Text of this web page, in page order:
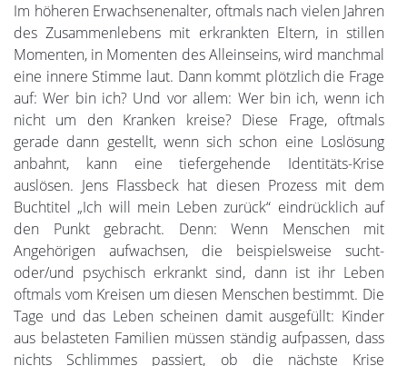
Im höheren Erwachsenenalter, oftmals nach vielen Jahren
des Zusammenlebens mit erkrankten Eltern, in stillen
Momenten, in Momenten des Alleinseins, wird manchmal
eine innere Stimme laut. Dann kommt plötzlich die Frage
auf: Wer bin ich? Und vor allem: Wer bin ich, wenn ich
nicht um den Kranken kreise? Diese Frage, oftmals
gerade dann gestellt, wenn sich schon eine Loslösung
anbahnt, kann eine tiefergehende Identitäts-Krise
auslösen. Jens Flassbeck hat diesen Prozess mit dem
Buchtitel „Ich will mein Leben zurück“ eindrücklich auf
den Punkt gebracht. Denn: Wenn Menschen mit
Angehörigen aufwachsen, die beispielsweise sucht-
oder/und psychisch erkrankt sind, dann ist ihr Leben
oftmals vom Kreisen um diesen Menschen bestimmt. Die
Tage und das Leben scheinen damit ausgefüllt: Kinder
aus belasteten Familien müssen ständig aufpassen, dass
nichts Schlimmes passiert, ob die nächste Krise